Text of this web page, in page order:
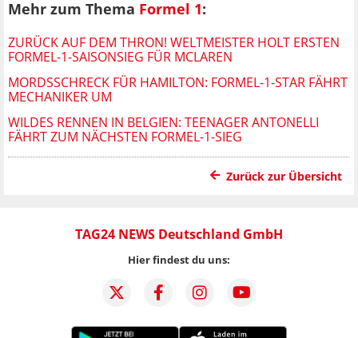
Mehr zum Thema Formel 1:
ZURÜCK AUF DEM THRON! WELTMEISTER HOLT ERSTEN
FORMEL-1-SAISONSIEG FÜR MCLAREN
MORDSSCHRECK FÜR HAMILTON: FORMEL-1-STAR FÄHRT
MECHANIKER UM
WILDES RENNEN IN BELGIEN: TEENAGER ANTONELLI
FÄHRT ZUM NÄCHSTEN FORMEL-1-SIEG
Zurück zur Übersicht
TAG24 NEWS Deutschland GmbH
Hier findest du uns: